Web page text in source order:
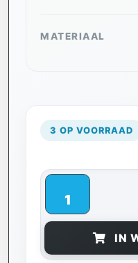
MATERIAAL
3 OP VOORRAAD
IN